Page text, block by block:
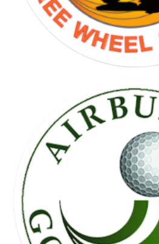
FREE WHEEL SOCIETY